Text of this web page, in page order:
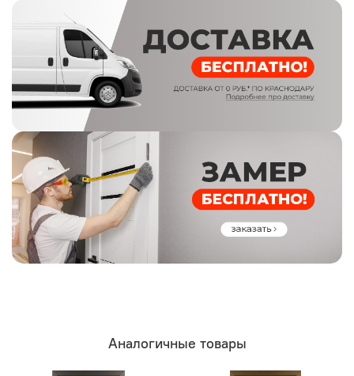
Двери российского производства "Оптима Порте"
изготавливаются на основе массива и МДФ, отличаясь
уникальной подборкой дизайнерских решений. Во главе
коллекций стоят прочные покрытия толщиной 200 мкр
и бескромочная технология, благодаря которой каждая
царга окутана со всех сторон, создавая хорошую
влагостойкость.
Кроме того, любую дверь можно выполнить по
нестандартным размерам и богатому выбору
остекления за 3-5 дней. В одном помещении можно
установить одну и ту же модель в различных типах
открывания: распашном, раздвижном и складном.
Изюминкой бренда по праву считается возможность
сочетания в одной модели нескольких цветов, а при
Аналогичные товары